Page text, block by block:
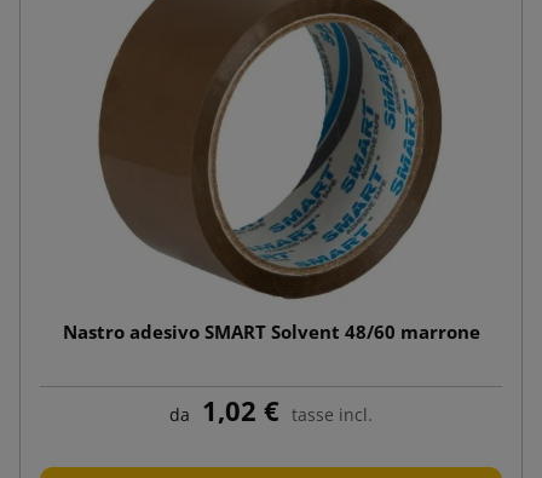
Nastro adesivo SMART Solvent 48/60 marrone
da 1,02 € tasse incl.